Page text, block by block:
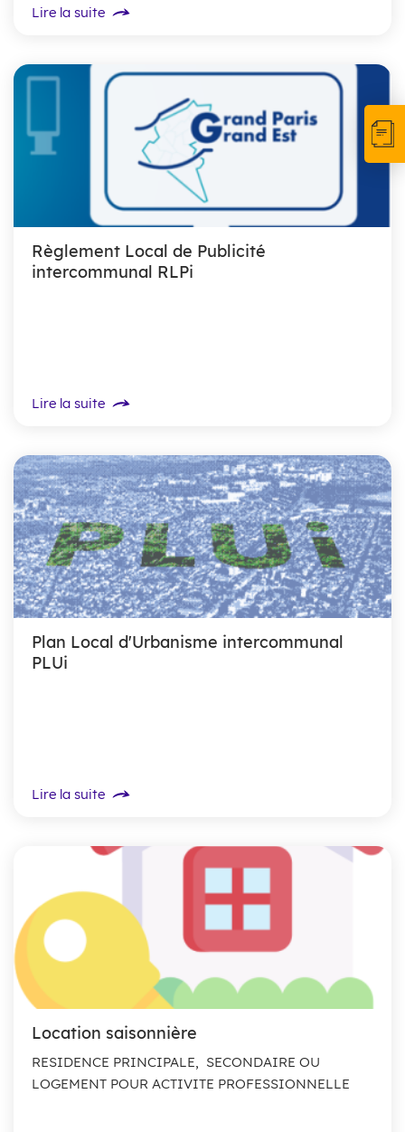
Lire la suite
Règlement Local de Publicité
intercommunal RLPi
Lire la suite
Plan Local d'Urbanisme intercommunal
PLUi
Lire la suite
Location saisonnière
RESIDENCE PRINCIPALE, SECONDAIRE OU
LOGEMENT POUR ACTIVITE PROFESSIONNELLE